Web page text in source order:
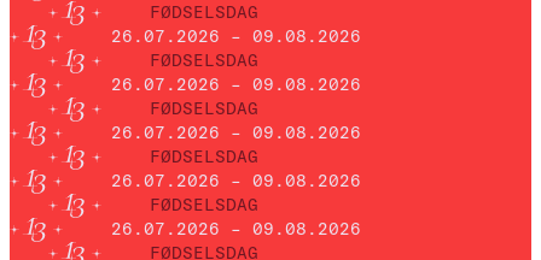
FØDSELSDAG
26.07.2026 – 09.08.2026
FØDSELSDAG
26.07.2026 – 09.08.2026
FØDSELSDAG
26.07.2026 – 09.08.2026
FØDSELSDAG
26.07.2026 – 09.08.2026
FØDSELSDAG
26.07.2026 – 09.08.2026
FØDSELSDAG